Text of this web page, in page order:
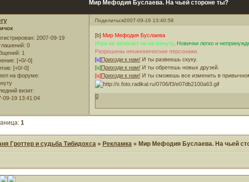
Мир Мефодия Буслаева. На чьей стороне ты?
Поделиться2007-09-19 13:40:58
: 2007-09-19
0
1
[+0/-0]
[+0/-0]
на форуме:
визит:
09-19 13:41:04
[b] Мир Мефодия Буслаева
Игра не затихает ни на минуту. Новички легко и
Разрешены неканонические персонажи.
[u]Приходи к нам! И ты развеешь скуку.
[u]Приходи к нам! И ты обретешь новых друзей.
[u]Приходи к нам! И ты сможешь все изменить в
0
1
Гроттер и судьба Тибидохса » Рекламка » Мир Мефодия Буслаева. На чьей